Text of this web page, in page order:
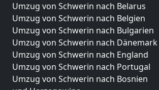
Umzug von Schwerin nach Belarus
Umzug von Schwerin nach Belgien
Umzug von Schwerin nach Bulgarien
Umzug von Schwerin nach Dänemark
Umzug von Schwerin nach England
Umzug von Schwerin nach Portugal
Umzug von Schwerin nach Bosnien